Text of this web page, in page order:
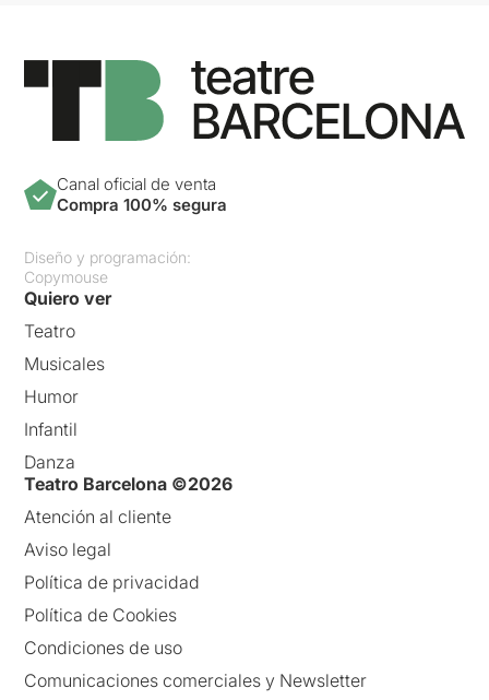
Canal oficial de venta
Compra 100% segura
Diseño y programación:
Copymouse
Quiero ver
Teatro
Musicales
Humor
Infantil
Danza
Teatro Barcelona ©2026
Atención al cliente
Aviso legal
Política de privacidad
Política de Cookies
Condiciones de uso
Comunicaciones comerciales y Newsletter